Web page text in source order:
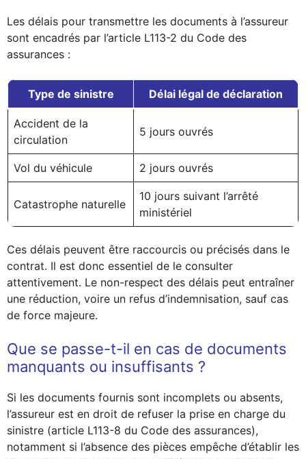
Les délais pour transmettre les documents à l’assureur
sont encadrés par l’article L113-2 du Code des
assurances :
Type de sinistre Délai légal de déclaration
Accident de la
circulation
5 jours ouvrés
Vol du véhicule 2 jours ouvrés
Catastrophe naturelle
10 jours suivant l’arrêté
ministériel
Ces délais peuvent être raccourcis ou précisés dans le
contrat. Il est donc essentiel de le consulter
attentivement. Le non-respect des délais peut entraîner
une réduction, voire un refus d’indemnisation, sauf cas
de force majeure.
Que se passe-t-il en cas de documents
manquants ou insuffisants ?
Si les documents fournis sont incomplets ou absents,
l’assureur est en droit de refuser la prise en charge du
sinistre (article L113-8 du Code des assurances),
notamment si l’absence des pièces empêche d’établir les